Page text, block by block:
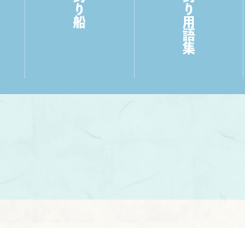
釣り船 釣り用語集